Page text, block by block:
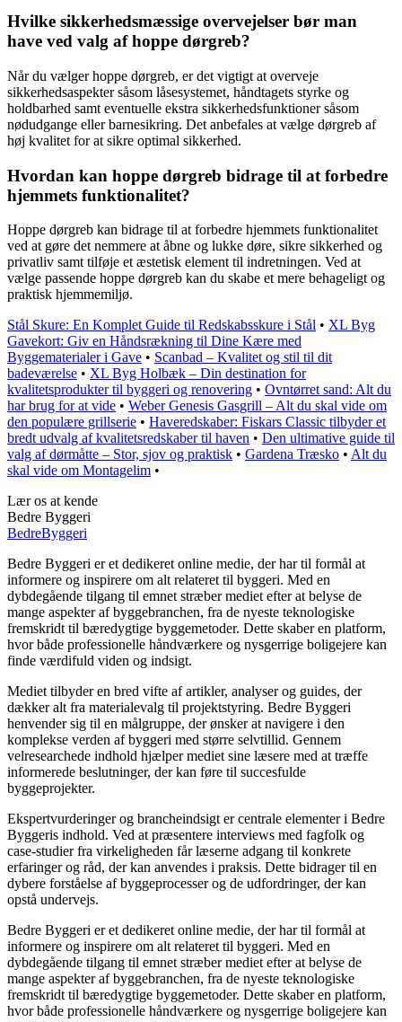
Hvilke sikkerhedsmæssige overvejelser bør man
have ved valg af hoppe dørgreb?
Når du vælger hoppe dørgreb, er det vigtigt at overveje
sikkerhedsaspekter såsom låsesystemet, håndtagets styrke og
holdbarhed samt eventuelle ekstra sikkerhedsfunktioner såsom
nødudgange eller barnesikring. Det anbefales at vælge dørgreb af
høj kvalitet for at sikre optimal sikkerhed.
Hvordan kan hoppe dørgreb bidrage til at forbedre
hjemmets funktionalitet?
Hoppe dørgreb kan bidrage til at forbedre hjemmets funktionalitet
ved at gøre det nemmere at åbne og lukke døre, sikre sikkerhed og
privatliv samt tilføje et æstetisk element til indretningen. Ved at
vælge passende hoppe dørgreb kan du skabe et mere behageligt og
praktisk hjemmemiljø.
Stål Skure: En Komplet Guide til Redskabsskure i Stål • XL Byg
Gavekort: Giv en Håndsrækning til Dine Kære med
Byggematerialer i Gave • Scanbad – Kvalitet og stil til dit
badeværelse • XL Byg Holbæk – Din destination for
kvalitetsprodukter til byggeri og renovering • Ovntørret sand: Alt du
har brug for at vide • Weber Genesis Gasgrill – Alt du skal vide om
den populære grillserie • Haveredskaber: Fiskars Classic tilbyder et
bredt udvalg af kvalitetsredskaber til haven • Den ultimative guide til
valg af dørmåtte – Stor, sjov og praktisk • Gardena Træsko • Alt du
skal vide om Montagelim •
Lær os at kende
Bedre Byggeri
BedreByggeri
Bedre Byggeri er et dedikeret online medie, der har til formål at
informere og inspirere om alt relateret til byggeri. Med en
dybdegående tilgang til emnet stræber mediet efter at belyse de
mange aspekter af byggebranchen, fra de nyeste teknologiske
fremskridt til bæredygtige byggemetoder. Dette skaber en platform,
hvor både professionelle håndværkere og nysgerrige boligejere kan
finde værdifuld viden og indsigt.
Mediet tilbyder en bred vifte af artikler, analyser og guides, der
dækker alt fra materialevalg til projektstyring. Bedre Byggeri
henvender sig til en målgruppe, der ønsker at navigere i den
komplekse verden af byggeri med større selvtillid. Gennem
velresearchede indhold hjælper mediet sine læsere med at træffe
informerede beslutninger, der kan føre til succesfulde
byggeprojekter.
Ekspertvurderinger og brancheindsigt er centrale elementer i Bedre
Byggeris indhold. Ved at præsentere interviews med fagfolk og
case-studier fra virkeligheden får læserne adgang til konkrete
erfaringer og råd, der kan anvendes i praksis. Dette bidrager til en
dybere forståelse af byggeprocesser og de udfordringer, der kan
opstå undervejs.
Bedre Byggeri er et dedikeret online medie, der har til formål at
informere og inspirere om alt relateret til byggeri. Med en
dybdegående tilgang til emnet stræber mediet efter at belyse de
mange aspekter af byggebranchen, fra de nyeste teknologiske
fremskridt til bæredygtige byggemetoder. Dette skaber en platform,
hvor både professionelle håndværkere og nysgerrige boligejere kan